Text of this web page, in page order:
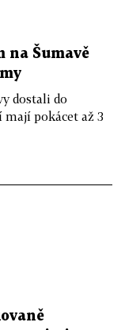
Šumavě
dostali do
pokácet až 3